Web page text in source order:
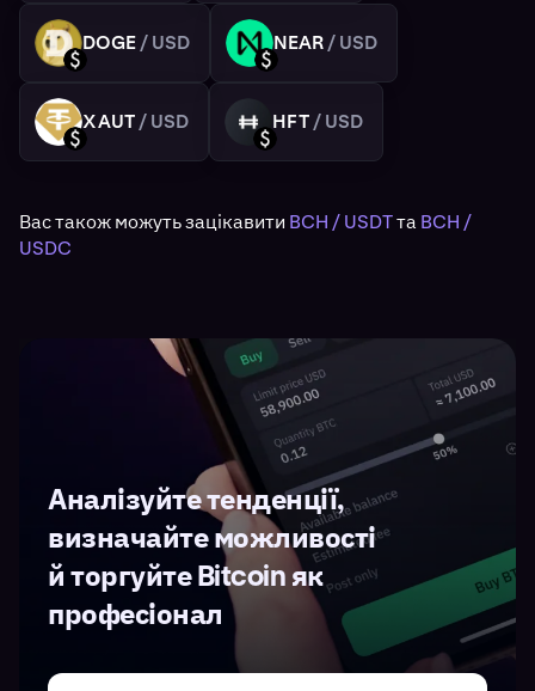
DOGE
USD
DOGE/ USD
NEAR
USD
NEAR/ USD
XAUT
USD
XAUT/ USD
HFT
USD
HFT/ USD
Вас також можуть зацікавити BCH / USDTта BCH /
USDC
Аналізуйте тенденції,
визначайте можливості
й торгуйте Bitcoin як
професіонал